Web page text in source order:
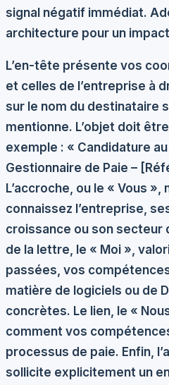
signal négatif immédiat.
architecture pour un
L’en-tête présente vos
et celles de l’entreprise à
sur le nom du destinataire
mentionne. L’objet doit
exemple : « Candidature
Gestionnaire de Paie –
L’accroche, ou le « Vous
connaissez l’entreprise,
croissance ou son secteur
de la lettre, le « Moi »,
passées, vos
matière de logiciels ou de
concrètes. Le lien, le «
comment vos
processus de paie. Enfin,
sollicite explicitement un